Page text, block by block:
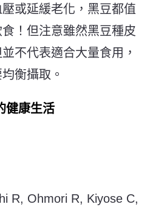
或延緩老化，黑豆都值
！但注意雖然黑豆種皮
不代表適合大量食用，
衡攝取。
健康生活
R, Ohmori R, Kiyose C,